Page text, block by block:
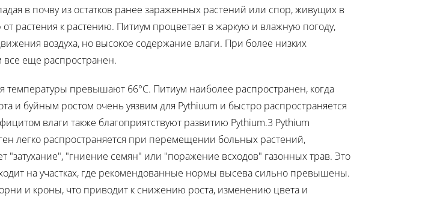
в почву из остатков ранее зараженных растений или спор, живущих в
растения к растению. Питиум процветает в жаркую и влажную погоду,
воздуха, но высокое содержание влаги. При более низких
все еще распространен.
температуры превышают 66°C. Питиум наиболее распространен, когда
и буйным ростом очень уязвим для Pythiuum и быстро распространяется
влаги также благоприятствуют развитию Pythium.3 Pythium
легко распространяется при перемещении больных растений,
"гниение семян" или "поражение всходов" газонных трав. Это
на участках, где рекомендованные нормы высева сильно превышены.
и кроны, что приводит к снижению роста, изменению цвета и